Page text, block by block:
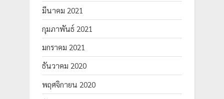
มีนาคม 2021
กุมภาพันธ์ 2021
มกราคม 2021
ธันวาคม 2020
พฤศจิกายน 2020